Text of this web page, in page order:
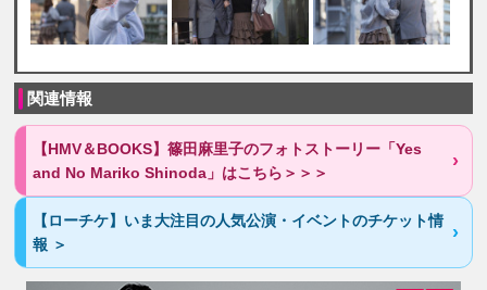
関連情報
【HMV＆BOOKS】篠田麻里子のフォトストーリー「Yes
and No Mariko Shinoda」はこちら＞＞＞
【ローチケ】いま大注目の人気公演・イベントのチケット情
報 ＞